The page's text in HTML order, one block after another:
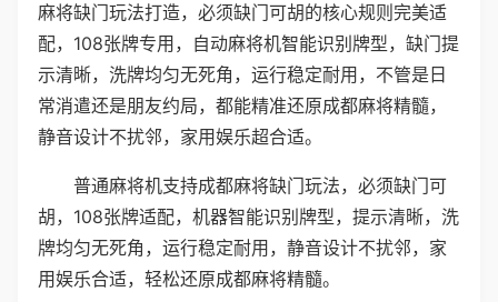
麻将缺门玩法打造，必须缺门可胡的核心规则完美适
配，108张牌专用，自动麻将机智能识别牌型，缺门提
示清晰，洗牌均匀无死角，运行稳定耐用，不管是日
常消遣还是朋友约局，都能精准还原成都麻将精髓，
静音设计不扰邻，家用娱乐超合适。
普通麻将机支持成都麻将缺门玩法，必须缺门可
胡，108张牌适配，机器智能识别牌型，提示清晰，洗
牌均匀无死角，运行稳定耐用，静音设计不扰邻，家
用娱乐合适，轻松还原成都麻将精髓。